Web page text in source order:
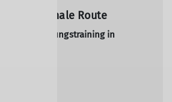
die optimale Route
Durchquerungstraining in